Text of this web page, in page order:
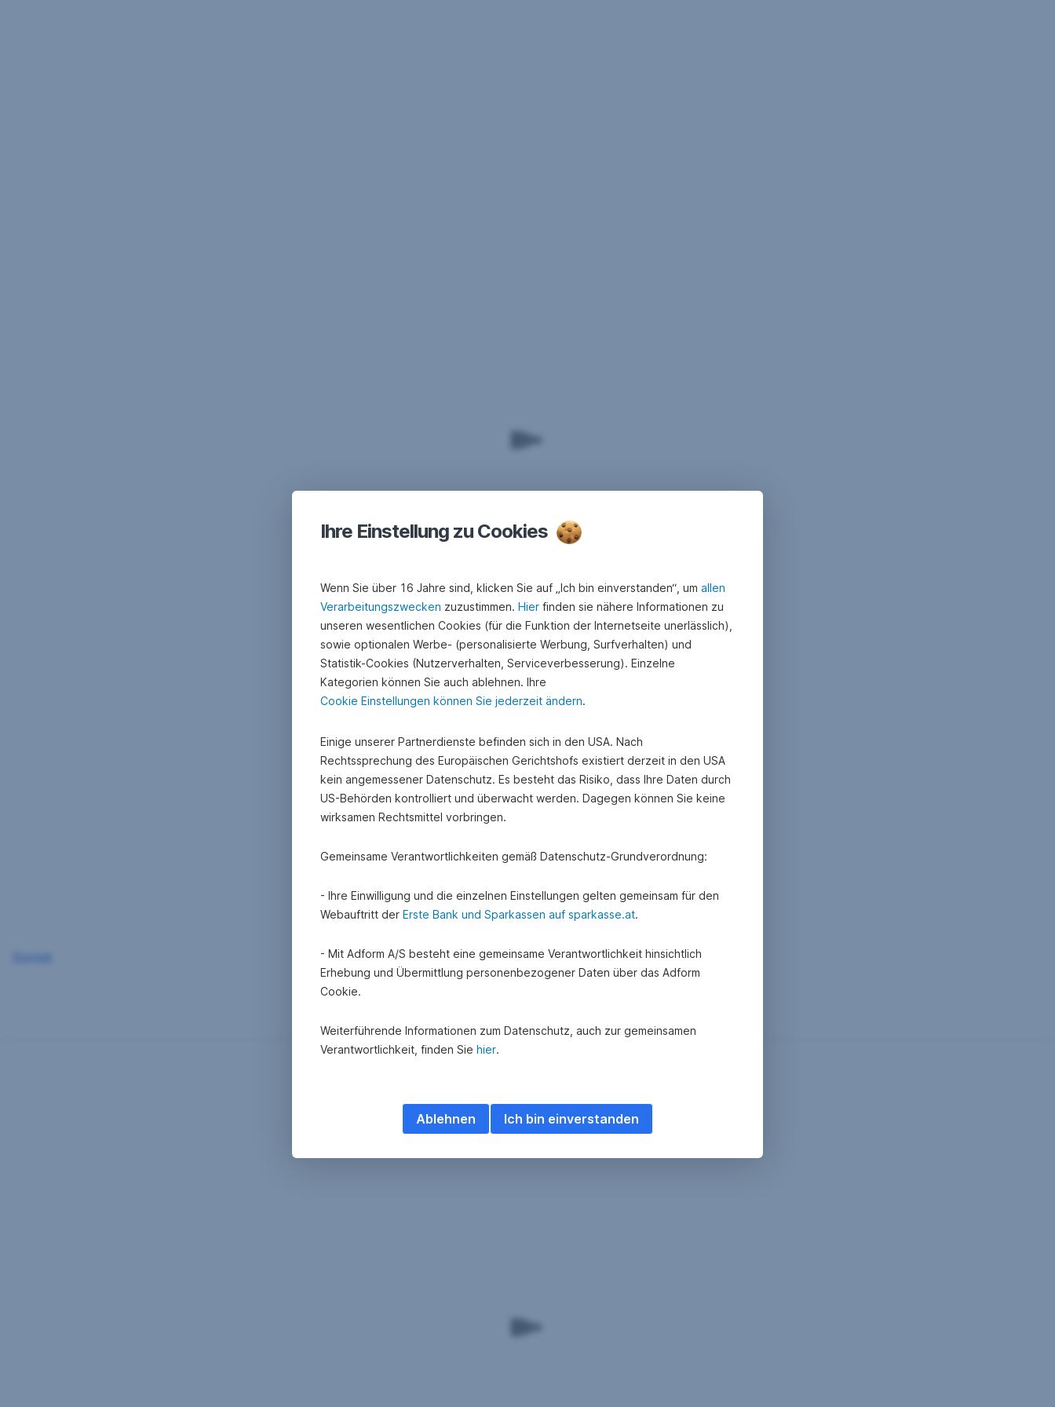
Ihre Einstellung zu Cookies
Wenn Sie über 16 Jahre sind, klicken Sie auf „Ich bin einverstanden“, um allen
Verarbeitungszwecken zuzustimmen. Hier finden sie nähere Informationen zu
unseren wesentlichen Cookies (für die Funktion der Internetseite unerlässlich),
sowie optionalen Werbe- (personalisierte Werbung, Surfverhalten) und
Statistik-Cookies (Nutzerverhalten, Serviceverbesserung). Einzelne
Kategorien können Sie auch ablehnen. Ihre
Cookie Einstellungen können Sie jederzeit ändern.
Einige unserer Partnerdienste befinden sich in den USA. Nach
Rechtssprechung des Europäischen Gerichtshofs existiert derzeit in den USA
kein angemessener Datenschutz. Es besteht das Risiko, dass Ihre Daten durch
US-Behörden kontrolliert und überwacht werden. Dagegen können Sie keine
wirksamen Rechtsmittel vorbringen.
Gemeinsame Verantwortlichkeiten gemäß Datenschutz-Grundverordnung:
- Ihre Einwilligung und die einzelnen Einstellungen gelten gemeinsam für den
Webauftritt der Erste Bank und Sparkassen auf sparkasse.at.
- Mit Adform A/S besteht eine gemeinsame Verantwortlichkeit hinsichtlich
Erhebung und Übermittlung personenbezogener Daten über das Adform
Cookie.
Weiterführende Informationen zum Datenschutz, auch zur gemeinsamen
Verantwortlichkeit, finden Sie hier.
Ich bin einverstanden
Ablehnen